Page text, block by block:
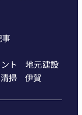
事